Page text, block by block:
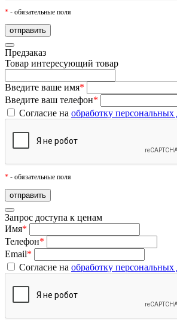
* - обязательные поля
Предзаказ
Товар интересующий товар
Введите ваше имя*
Введите ваш телефон*
Согласие на обработку
* - обязательные поля
Запрос доступа к ценам
Имя*
Телефон*
Email*
Согласие на обработку